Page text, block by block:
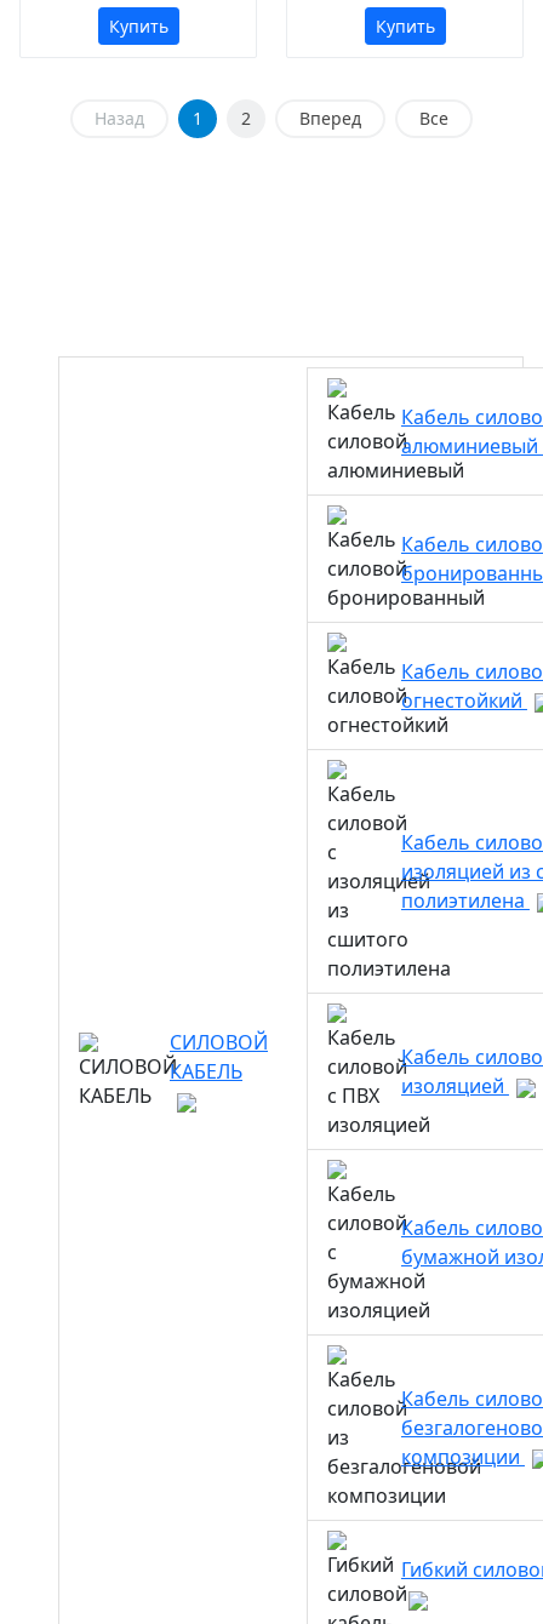
Купить Купить
Назад 1 2 Вперед Все
СИЛОВОЙ
КАБЕЛЬ
Кабель
алюминиевый
Кабель
Кабель
огнестойкий
Кабель
изоляцией из
полиэтилена
Кабель
изоляцией
Кабель
бумажной
Кабель
композиции
Гибкий